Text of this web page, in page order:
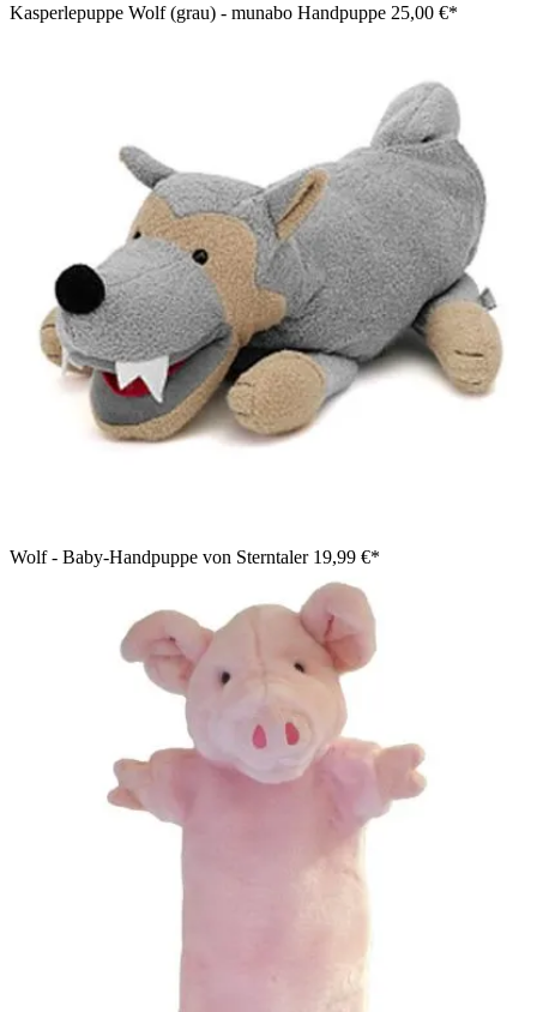
Kasperlepuppe Wolf (grau) - munabo Handpuppe 25,00 €*
Wolf - Baby-Handpuppe von Sterntaler 19,99 €*